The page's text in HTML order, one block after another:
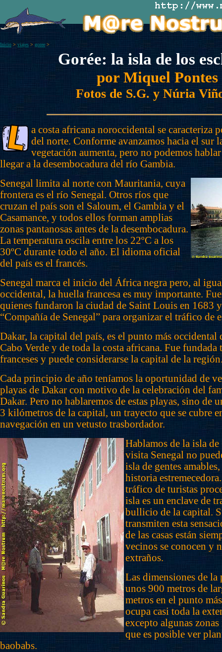
Inicio >viajes>goree >
Gorée: la isla de los
porMiquel Pontes
Fotos de S.G. y Núria
a costa africana noroccidental se caracteriza
del norte. Conforme avanzamos hacia el sur
vegetación aumenta, pero no podemos hablar
llegar a la desembocadura del río Gambia.
Senegal limita al norte con Mauritania, cuya
frontera es el río Senegal. Otros ríos que
cruzan el país son el Saloum, el Gambia y el
Casamance, y todos ellos forman amplias
zonas pantanosas antes de la desembocadura.
La temperatura oscila entre los 22ºC a los
30ºC durante todo el año. El idioma oficial
del país es el francés.
Senegal marca el inicio del África negra pero, al
occidental, la huella francesa es muy importante.
quienes fundaron la ciudad de Saint Louis en 1683
“Compañía de Senegal” para organizar el tráfico de
Dakar, la capital del país, es el punto más occidental
Cabo Verde y de toda la costa africana. Fue fundada
franceses y puede considerarse la capital de la
Cada principio de año teníamos la oportunidad de
playas de Dakar con motivo de la celebración del
Dakar. Pero no hablaremos de estas playas, sino de
3 kilómetros de la capital, un trayecto que se cubre
navegación en un vetusto trasbordador.
Hablamos de la isla
visita Senegal no
isla de gentes
historia
tráfico de turistas
isla es un enclave de
bullicio de la capital.
transmiten esta
de las casas están
vecinos se conocen y
extraños.
Las dimensiones de la
unos 900 metros de
metros en el punto
ocupa casi toda la
excepto algunas
que es posible ver
baobabs.